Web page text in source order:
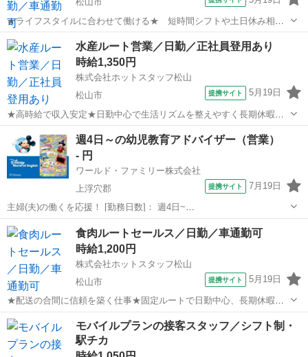
★ライフスタイルに合わせて働ける★ 短時間シフトや土日休み相談
可で無理なく両立できる職場♪ 【仕事内容】
———————————————————— ◆◆ お仕事内容
愛媛 営業
水産ルート営業／日勤／正社員登用あり
時給1,350円
株式会社ホットスタッフ松山
松山市
提携サイト 5月19日
★高時給で収入安定★日勤中心で生活リズムを整えやすく長期休暇も
取得可能♪ 【仕事内容】 ————————————————————
◆◆ お仕事内容 ◆◆
松山市 営業
週4日～の幼児教育アドバイザー（営業）
- 円
ワールド・ファミリー株式会社
上浮穴郡
提携サイト 7月19日
主婦(夫)の働くを応援！ [勤務日数]： 週4日~
10:00~17:00/10:00~16:00/10:00~15:00/09:30~14:00 [勤務地・最寄
駅]： 愛媛県上浮穴郡 ※勤務エリア選択可 ワールド・フ...
愛媛 上浮穴郡
食肉ルートセールス／日勤／車通勤可
時給1,200円
株式会社ホットスタッフ松山
松山市
提携サイト 5月19日
★配送の合間に信頼を築く仕事★固定ルートで日勤中心、長期休暇あ
りで無理なく続けられる職場です♪ 【仕事内容】
———————————————————— ◆◆ お仕事内容
愛媛 営業
モバイルプランの接客スタッフ／シフト制・
駅チカ